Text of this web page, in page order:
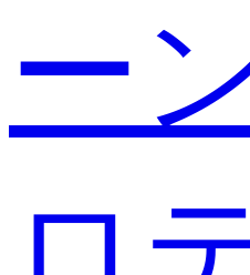
ー